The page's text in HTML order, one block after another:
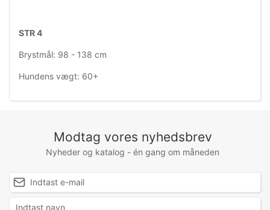
STR 4
Brystmål: 98 - 138 cm
Hundens vægt: 60+
Modtag vores nyhedsbrev
Nyheder og katalog - én gang om måneden